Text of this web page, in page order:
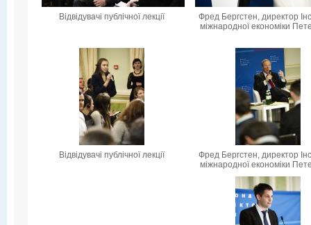
Відвідувачі публічної лекції
Фред Бергстен, директор
міжнародної економіки
Відвідувачі публічної лекції
Фред Бергстен, директор
міжнародної економіки